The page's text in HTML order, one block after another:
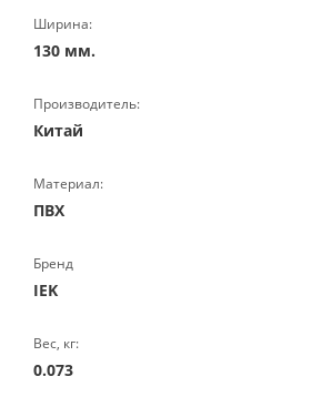
Ширина:
130 мм.
Производитель:
Китай
Материал:
ПВХ
Бренд
IEK
Вес, кг:
0.073